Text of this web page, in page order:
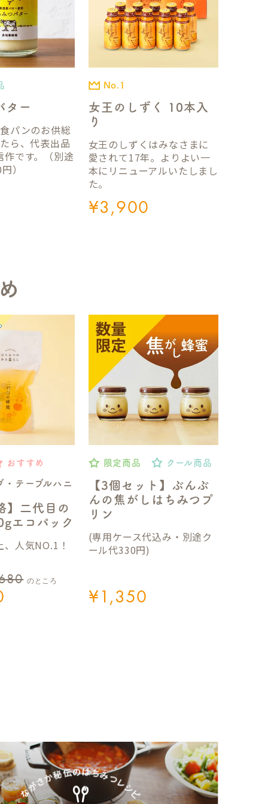
ター
パンのお供総
ら、代表出品
作です。（別途
）
No.1
女王のしずく 10本入
り
女王のしずくはみなさまに
愛されて17年。よりよい一
本にリニューアルいたしまし
た。
¥3,900
おすすめ
・テーブルハニ
】二代目の
エコパック
人気NO.1！
のところ
限定商品 クール商品
【3個セット】ぶんぶ
んの焦がしはちみつプ
リン
(専用ケース代込み・別途ク
ール代330円)
¥1,350